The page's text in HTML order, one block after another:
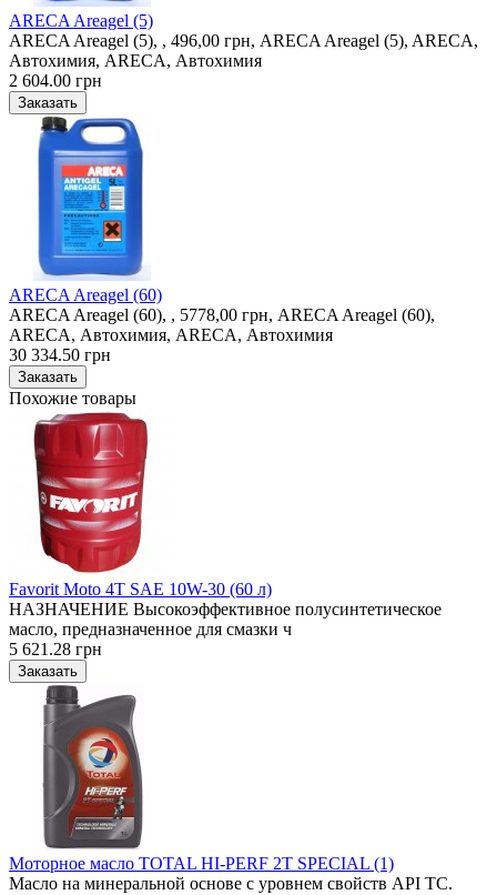
ARECA Areagel (5)
ARECA Areagel (5), , 496,00 грн, ARECA Areagel (5), ARECA,
Автохимия, ARECA, Автохимия
2 604.00 грн
ARECA Areagel (60)
ARECA Areagel (60), , 5778,00 грн, ARECA Areagel (60),
ARECA, Автохимия, ARECA, Автохимия
30 334.50 грн
Похожие товары
Favorit Moto 4T SAE 10W-30 (60 л)
НАЗНАЧЕНИЕ Высокоэффективное полусинтетическое
масло, предназначенное для смазки ч
5 621.28 грн
Моторное масло TOTAL HI-PERF 2T SPECIAL (1)
Масло на минеральной основе с уровнем свойств API TC.